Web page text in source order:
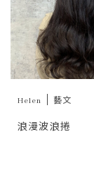
Helen 藝文
浪漫波浪捲